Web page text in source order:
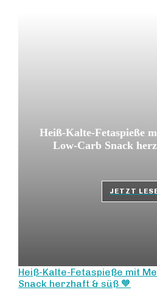
Heiß-Kalte-Fetaspieße
Low-Carb Snack
JETZT
Heiß-Kalte-Fetaspieße mit
Snack herzhaft & süß 🧡